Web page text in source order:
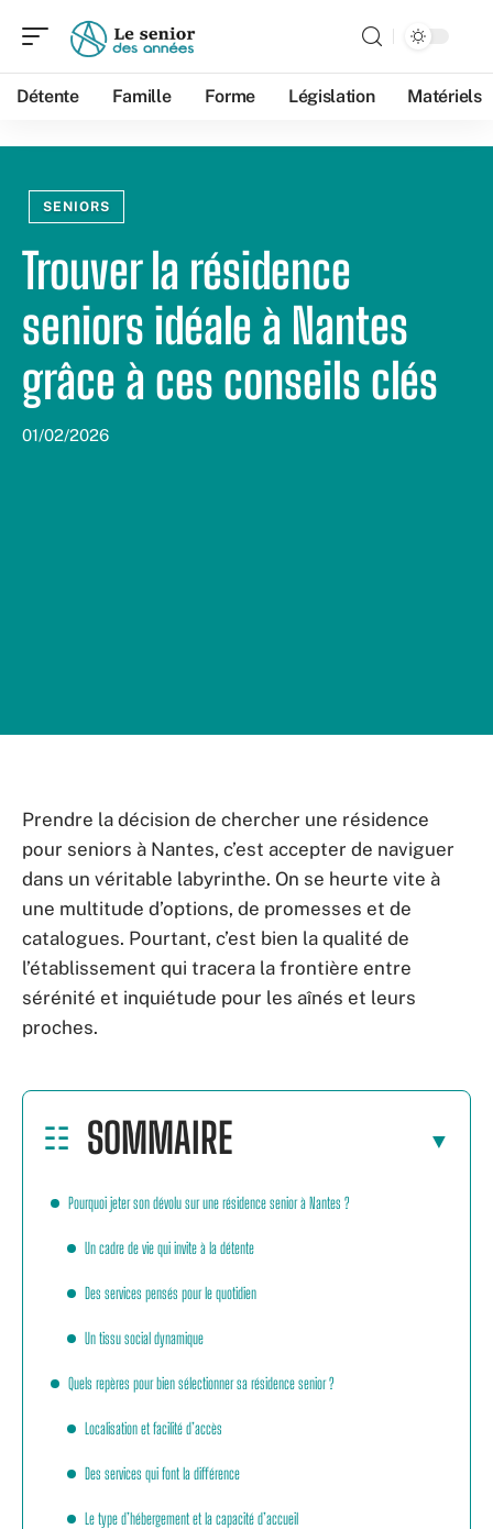
Détente Famille Forme Législation Matériels
SENIORS
Trouver la résidence
seniors idéale à Nantes
grâce à ces conseils clés
01/02/2026
Prendre la décision de chercher une résidence
pour seniors à Nantes, c’est accepter de naviguer
dans un véritable labyrinthe. On se heurte vite à
une multitude d’options, de promesses et de
catalogues. Pourtant, c’est bien la qualité de
l’établissement qui tracera la frontière entre
sérénité et inquiétude pour les aînés et leurs
proches.
SOMMAIRE
Pourquoi jeter son dévolu sur une résidence senior à Nantes ?
Un cadre de vie qui invite à la détente
Des services pensés pour le quotidien
Un tissu social dynamique
Quels repères pour bien sélectionner sa résidence senior ?
Localisation et facilité d’accès
Des services qui font la différence
Le type d’hébergement et la capacité d’accueil